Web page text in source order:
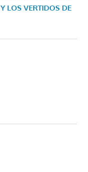
LOS VERTIDOS DE